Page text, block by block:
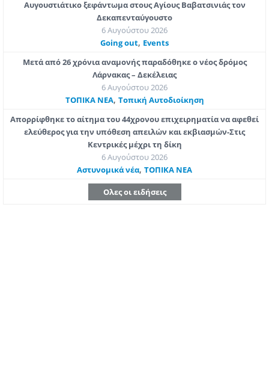
Αυγουστιάτικο ξεφάντωμα στους Αγίους Βαβατσινιάς τον
Δεκαπενταύγουστο
6 Αυγούστου 2026
Going out, Εvents
Μετά από 26 χρόνια αναμονής παραδόθηκε ο νέος δρόμος
Λάρνακας – Δεκέλειας
6 Αυγούστου 2026
ΤΟΠΙΚΑ ΝΕΑ, Τοπική Αυτοδιοίκηση
Απορρίφθηκε το αίτημα του 44χρονου επιχειρηματία να αφεθεί
ελεύθερος για την υπόθεση απειλών και εκβιασμών-Στις
Κεντρικές μέχρι τη δίκη
6 Αυγούστου 2026
Aστυνομικά νέα, ΤΟΠΙΚΑ ΝΕΑ
Ολες οι ειδήσεις